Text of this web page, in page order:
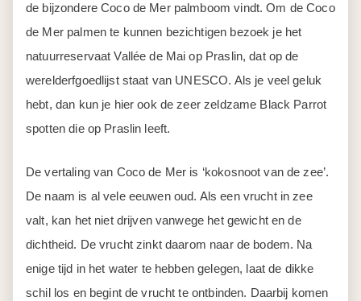
de bijzondere Coco de Mer palmboom vindt. Om de Coco
de Mer palmen te kunnen bezichtigen bezoek je het
natuurreservaat Vallée de Mai op Praslin, dat op de
werelderfgoedlijst staat van UNESCO. Als je veel geluk
hebt, dan kun je hier ook de zeer zeldzame Black Parrot
spotten die op Praslin leeft.
De vertaling van Coco de Mer is ‘kokosnoot van de zee’.
De naam is al vele eeuwen oud. Als een vrucht in zee
valt, kan het niet drijven vanwege het gewicht en de
dichtheid. De vrucht zinkt daarom naar de bodem. Na
enige tijd in het water te hebben gelegen, laat de dikke
schil los en begint de vrucht te ontbinden. Daarbij komen